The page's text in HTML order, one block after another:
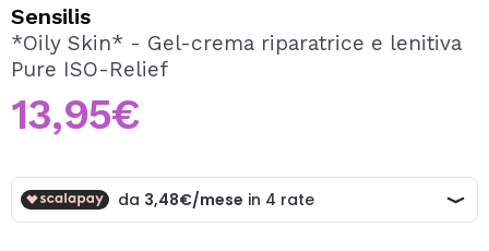
Creando un account su Maquibeauty.it potrai fare i tuoi
acquisti velocemente, controllare lo stato dei tuoi ordini e
Sensilis
*Oily Skin* - Gel-crema riparatrice e lenitiva
Pure ISO-Relief
13,95€